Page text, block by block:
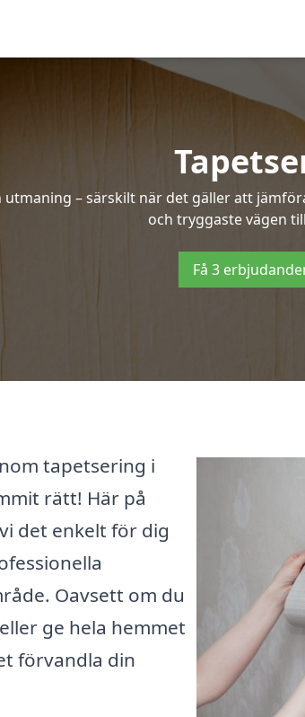
utmaning – särskilt när det gäller att
och tryggaste vägen
Få 3
tapetsering i
rätt! Här på
det enkelt för dig
Oavsett om du
ge hela hemmet
förvandla din